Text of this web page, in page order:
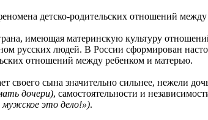
детско-родительских отношений между
имеющая материнскую культуру отношений.
русских людей. В России сформирован
отношений между ребенком и матерью.
сына значительно сильнее, нежели
дочери), самостоятельности и
это дело!»).